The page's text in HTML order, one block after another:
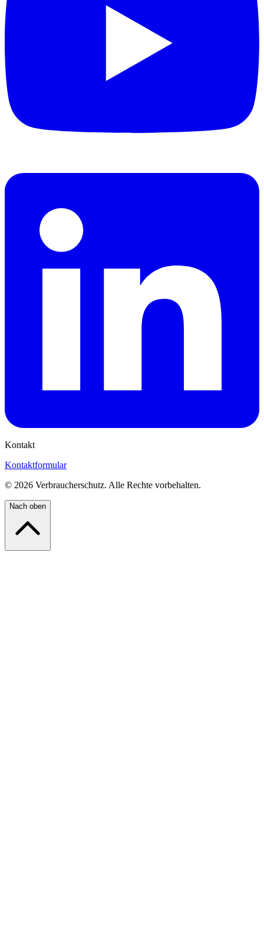
Kontakt
Kontaktformular
© 2026 Verbraucherschutz. Alle Rechte vorbehalten.
Nach oben